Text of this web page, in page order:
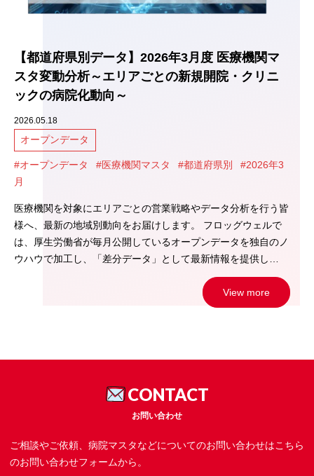
【都道府県別データ】2026年3月度 医療機関マ
スタ変動分析～エリアごとの新規開院・クリニ
ックの病院化動向～
2026.05.18
オープンデータ
#オープンデータ #医療機関マスタ #都道府県別
#2026年3
月
医療機関を対象にエリアごとの営業戦略やデータ分析を行う皆
様へ、最新の地域別動向をお届けします。 フロッグウェルで
は、厚生労働省が毎月公開しているオープンデータを独自のノ
ウハウで加工し、「差分データ」として最新情報を提供し…
View more
CONTACT
お問い合わせ
ご相談やご依頼、病院マスタなどについてのお問い合わせはこちら
のお問い合わせフォームから。